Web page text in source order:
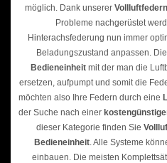
möglich. Dank unserer Vollluftfedern
Probleme nachgerüstet
Hinterachsfederung nun immer
Beladungszustand anpassen.
Bedieneinheit mit der man die
ersetzen, aufpumpt und somit die
möchten also Ihre Federn durch eine
der Suche nach einer
dieser Kategorie finden Sie
Bedieneinheit. Alle Systeme
einbauen. Die meisten